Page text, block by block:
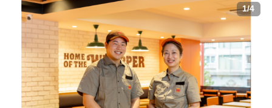
1/4